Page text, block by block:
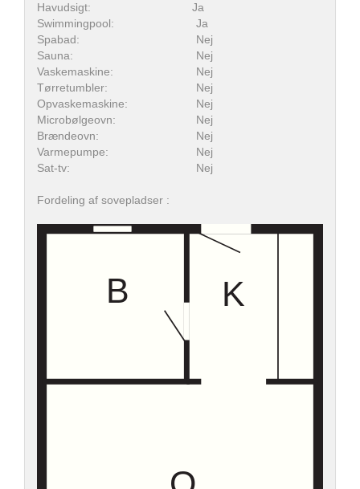
Havudsigt:
Ja
Swimmingpool:
Ja
Spabad:
Nej
Sauna:
Nej
Vaskemaskine:
Nej
Tørretumbler:
Nej
Opvaskemaskine:
Nej
Microbølgeovn:
Nej
Brændeovn:
Nej
Varmepumpe:
Nej
Sat-tv:
Nej
Fordeling af sovepladser :